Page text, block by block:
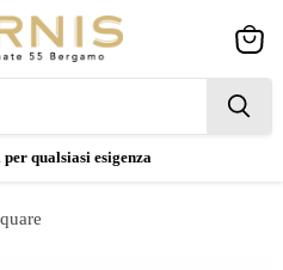
qualsiasi esigenza
cart